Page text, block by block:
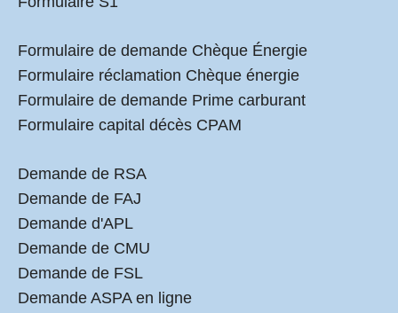
Formulaire de demande Chèque Énergie
Formulaire réclamation Chèque énergie
Formulaire de demande Prime carburant
Formulaire capital décès CPAM
Demande de RSA
Demande de FAJ
Demande d'APL
Demande de CMU
Demande de FSL
Demande ASPA en ligne